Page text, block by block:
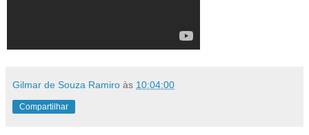
Gilmar de Souza Ramiro às 10:04:00
Compartilhar